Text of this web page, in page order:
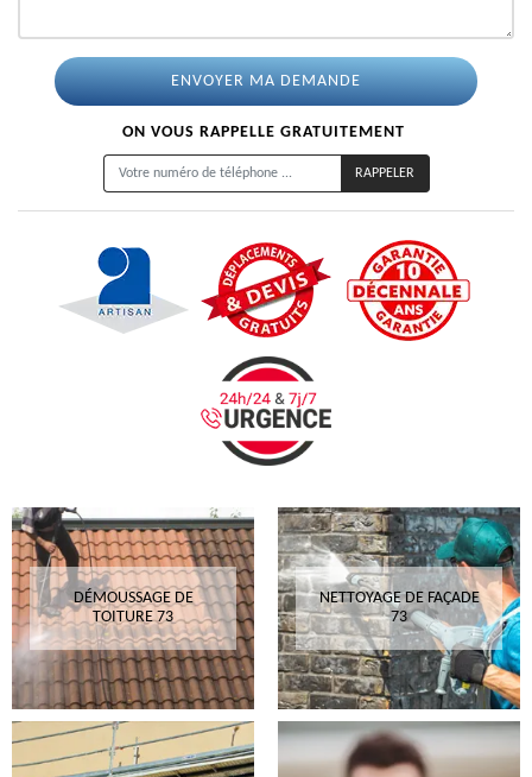
ON VOUS RAPPELLE GRATUITEMENT
DÉMOUSSAGE DE
TOITURE 73
NETTOYAGE DE FAÇADE
73